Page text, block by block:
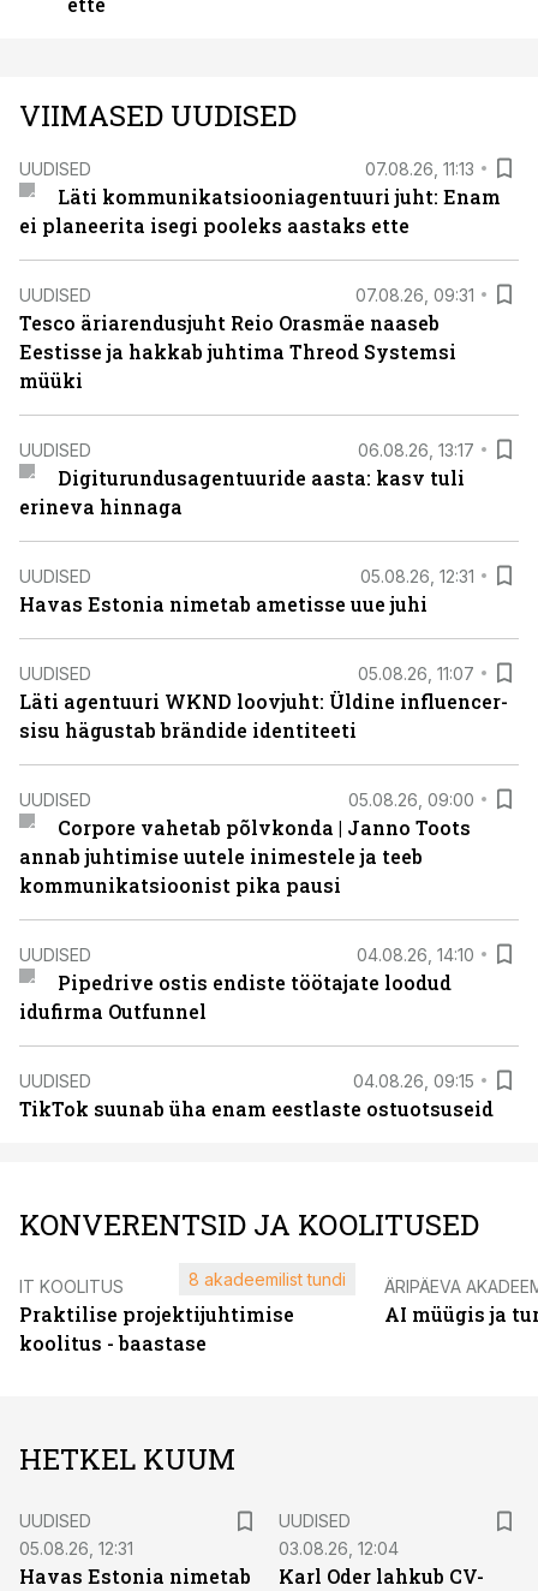
VIIMASED UUDISED
UUDISED 07.08.26, 11:13
Läti kommunikatsiooniagentuuri juht: Enam
ei planeerita isegi pooleks aastaks ette
UUDISED 07.08.26, 09:31
Tesco äriarendusjuht Reio Orasmäe naaseb
Eestisse ja hakkab juhtima Threod Systemsi
müüki
UUDISED 06.08.26, 13:17
Digiturundusagentuuride aasta: kasv tuli
erineva hinnaga
UUDISED 05.08.26, 12:31
Havas Estonia nimetab ametisse uue juhi
UUDISED 05.08.26, 11:07
Läti agentuuri WKND loovjuht: Üldine influencer-
sisu hägustab brändide identiteeti
UUDISED 05.08.26, 09:00
Corpore vahetab põlvkonda | Janno Toots
annab juhtimise uutele inimestele ja teeb
kommunikatsioonist pika pausi
UUDISED 04.08.26, 14:10
Pipedrive ostis endiste töötajate loodud
idufirma Outfunnel
UUDISED 04.08.26, 09:15
TikTok suunab üha enam eestlaste ostuotsuseid
KONVERENTSID JA KOOLITUSED
IT KOOLITUS
Praktilise projektijuhtimise
koolitus - baastase
8 akadeemilist tundi ÄRIPÄEVA
AI müügis ja
HETKEL KUUM
UUDISED
05.08.26, 12:31
Havas Estonia nimetab
UUDISED
03.08.26, 12:04
Karl Oder lahkub CV-